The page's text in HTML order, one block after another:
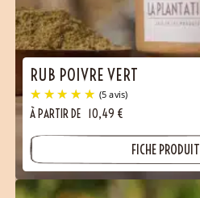
RUB POIVRE VERT
À PARTIR DE 10,49 €
FICHE PRODUIT